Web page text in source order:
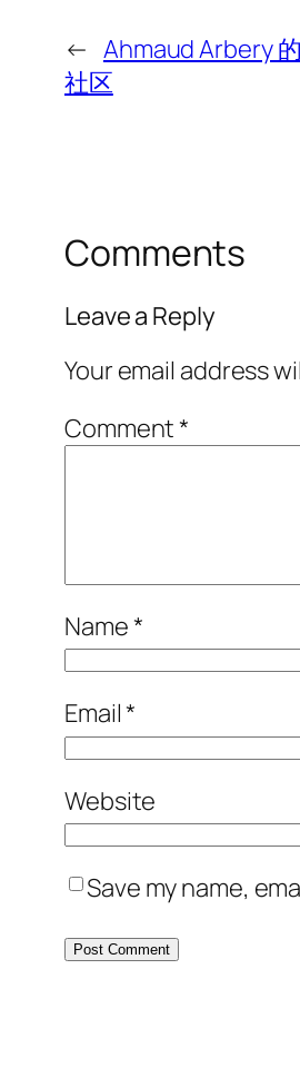
← Ahmaud Arbery
社区
Comments
Leave a Reply
Your email address
Comment*
Name*
Email*
Website
Save my name,